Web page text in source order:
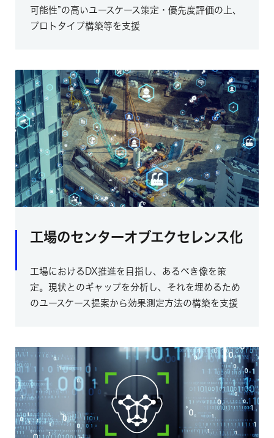
可能性”の高いユースケース策定・優先度評価の上、
プロトタイプ構築等を支援
工場のセンターオブエクセレンス化
工場におけるDX推進を目指し、あるべき像を策
定。現状とのギャップを分析し、それを埋めるため
のユースケース提案から効果測定方法の構築を支援